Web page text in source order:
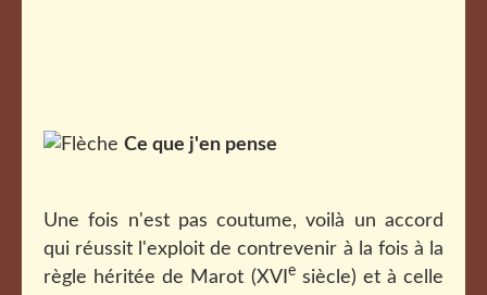
Ce que j'en pense
Une fois n'est pas coutume, voilà un accord
qui réussit l'exploit de contrevenir à la fois à la
règle héritée de Marot (XVI esiècle) et à celle